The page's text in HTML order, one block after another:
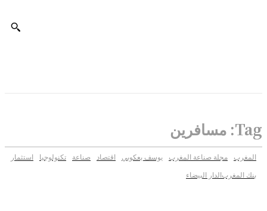
Tag: مسافرين
المغرب مجلة صناعة المغرب يوسف يعكوبي اقتصاد صناعة تكنولوجيا
استثمار
بنك المغربالدار البيضاء